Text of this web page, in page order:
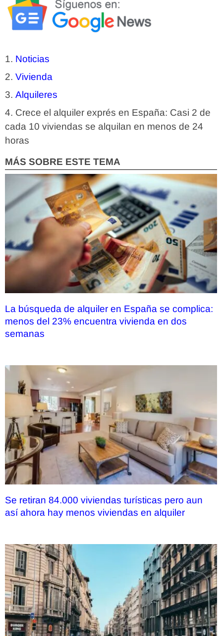
Noticias
Vivienda
Alquileres
Crece el alquiler exprés en España: Casi 2 de
cada 10 viviendas se alquilan en menos de 24
horas
MÁS SOBRE ESTE TEMA
La búsqueda de alquiler en España se complica:
menos del 23% encuentra vivienda en dos
semanas
Se retiran 84.000 viviendas turísticas pero aun
así ahora hay menos viviendas en alquiler